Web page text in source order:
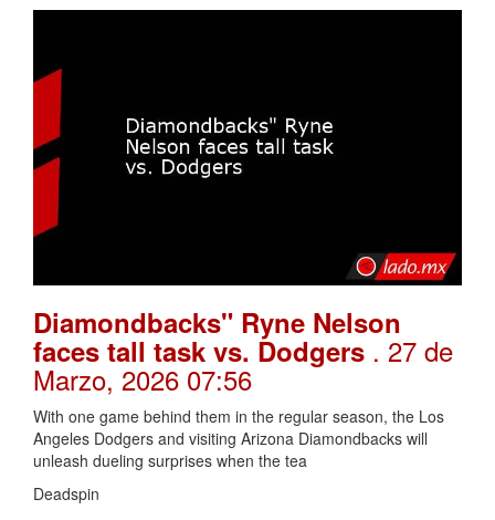
Diamondbacks" Ryne Nelson
faces tall task vs. Dodgers . 27 de
Marzo, 2026 07:56
With one game behind them in the regular season, the Los
Angeles Dodgers and visiting Arizona Diamondbacks will
unleash dueling surprises when the tea
Deadspin